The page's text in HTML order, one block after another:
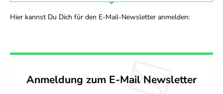
Hier kannst Du Dich für den E-Mail-Newsletter anmelden:
Anmeldung zum E-Mail Newsletter